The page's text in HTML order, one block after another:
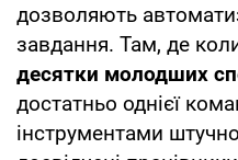
дозволяють
завдання. Там, де
десятки молодших
достатньо однієї
інструментами